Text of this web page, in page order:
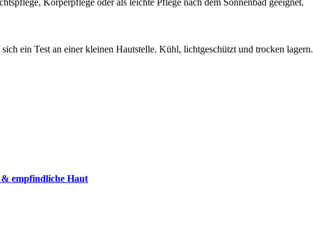
ein Test an einer kleinen Hautstelle. Kühl, lichtgeschützt und trocken lagern.
empfindliche Haut